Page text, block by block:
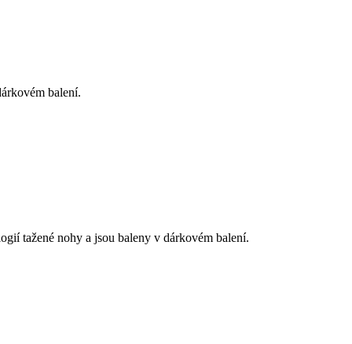
balení.
tažené nohy a jsou baleny v dárkovém balení.